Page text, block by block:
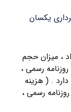
یکسان
، میزان حجم
رسمی ،
. ( هزینه
رسمی ،